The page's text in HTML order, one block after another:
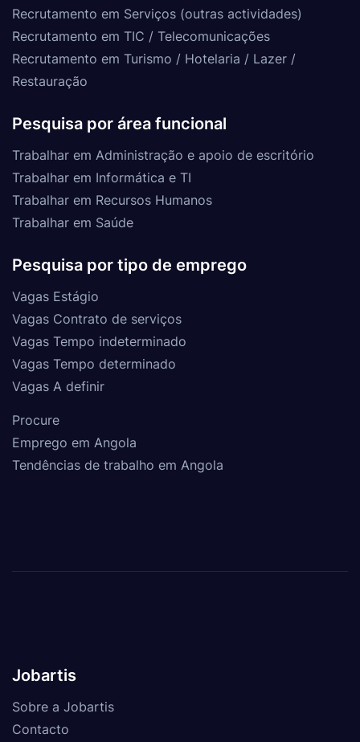
Recrutamento em Serviços (outras actividades)
Recrutamento em TIC / Telecomunicações
Recrutamento em Turismo / Hotelaria / Lazer /
Restauração
Pesquisa por área funcional
Trabalhar em Administração e apoio de escritório
Trabalhar em Informática e TI
Trabalhar em Recursos Humanos
Trabalhar em Saúde
Pesquisa por tipo de emprego
Vagas Estágio
Vagas Contrato de serviços
Vagas Tempo indeterminado
Vagas Tempo determinado
Vagas A definir
Procure
Emprego em Angola
Tendências de trabalho em Angola
Jobartis
Sobre a Jobartis
Contacto